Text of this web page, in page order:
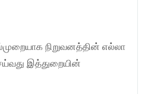
நிறுவனத்தின் எல்லா
இத்துறையின்